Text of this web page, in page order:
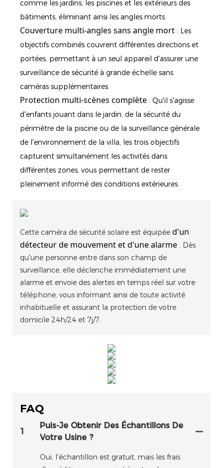
comme les jardins, les piscines et les extérieurs des
bâtiments, éliminant ainsi les angles morts.
Couverture multi-angles sans angle mort : Les
objectifs combinés couvrent différentes directions et
portées, permettant à un seul appareil d'assurer une
surveillance de sécurité à grande échelle sans
caméras supplémentaires.
Protection multi-scènes complète : Qu'il s'agisse
d'enfants jouant dans le jardin, de la sécurité du
périmètre de la piscine ou de la surveillance générale
de l'environnement de la villa, les trois objectifs
capturent simultanément les activités dans
différentes zones, vous permettant de rester
pleinement informé des conditions extérieures.
Cette caméra de sécurité solaire est équipée d'un
détecteur de mouvement et d'une alarme . Dès
qu'une personne entre dans son champ de
surveillance, elle déclenche immédiatement une
alarme et envoie des alertes en temps réel sur votre
téléphone, vous informant ainsi de toute activité
inhabituelle et assurant la protection de votre
domicile 24h/24 et 7j/7.
FAQ
1
Puis-Je Obtenir Des Échantillons De
Votre Usine ?
Oui, l'échantillon est gratuit, mais les frais